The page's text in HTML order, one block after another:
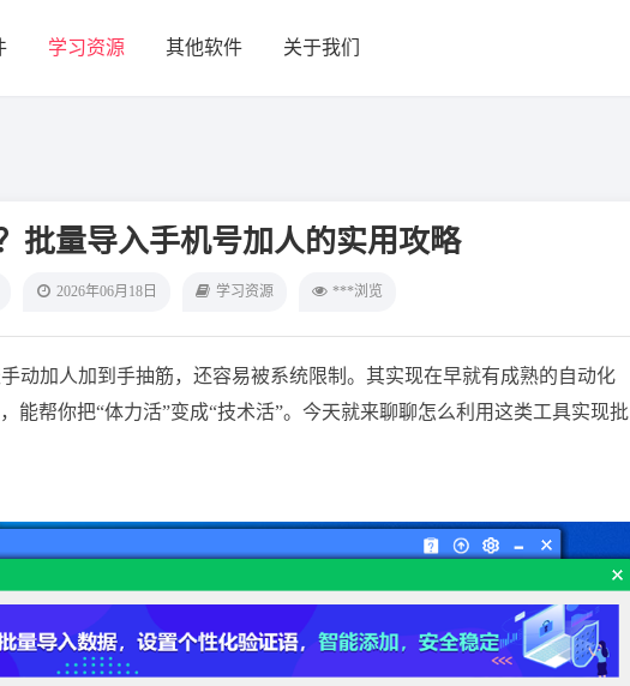
学习资源 其他软件 关于我们
批量导入手机号加人的实用攻略
2026年06月18日 学习资源 ***浏览
动加人加到手抽筋，还容易被系统限制。其实现在早就有成熟的自动化
，能帮你把“体力活”变成“技术活”。今天就来聊聊怎么利用这类工具实现批